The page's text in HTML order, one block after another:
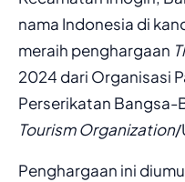
nama Indonesia di
meraih penghargaan
2024 dari Organisasi
Perserikatan Bangsa-
Tourism Organization/
Penghargaan ini